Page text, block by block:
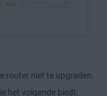
router niet te upgraden.
het volgende biedt: